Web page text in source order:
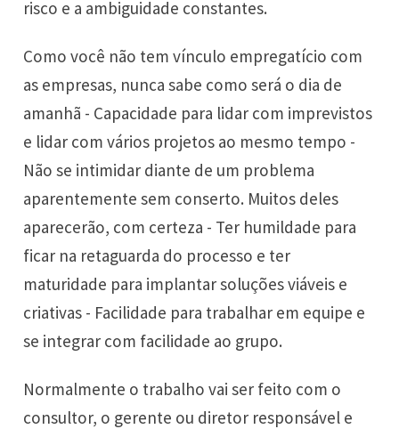
risco e a ambiguidade constantes.
Como você não tem vínculo empregatício com
as empresas, nunca sabe como será o dia de
amanhã - Capacidade para lidar com imprevistos
e lidar com vários projetos ao mesmo tempo -
Não se intimidar diante de um problema
aparentemente sem conserto. Muitos deles
aparecerão, com certeza - Ter humildade para
ficar na retaguarda do processo e ter
maturidade para implantar soluções viáveis e
criativas - Facilidade para trabalhar em equipe e
se integrar com facilidade ao grupo.
Normalmente o trabalho vai ser feito com o
consultor, o gerente ou diretor responsável e